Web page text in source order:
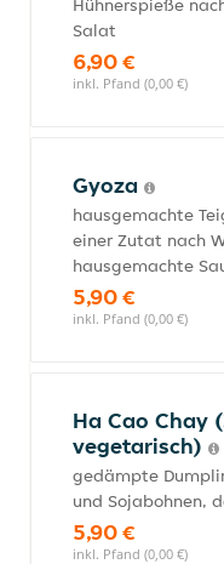
Hühnerspieße
Salat
6,90 €
inkl. Pfand (0,00 €)
Gyoza
hausgemachte
einer Zutat nach
hausgemachte
5,90 €
inkl. Pfand (0,00 €)
Ha Cao Chay
vegetarisch)
gedämpte
und Sojabohnen,
5,90 €
inkl. Pfand (0,00 €)